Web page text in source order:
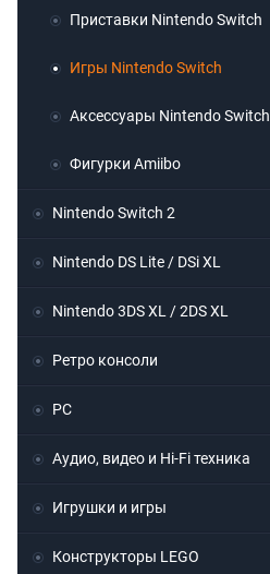
Приставки Nintendo Switch
Игры Nintendo Switch
Аксессуары Nintendo Switch
Фигурки Amiibo
Nintendo Switch 2
Nintendo DS Lite / DSi XL
Nintendo 3DS XL / 2DS XL
Ретро консоли
PC
Аудио, видео и Hi-Fi техника
Игрушки и игры
Конструкторы LEGO